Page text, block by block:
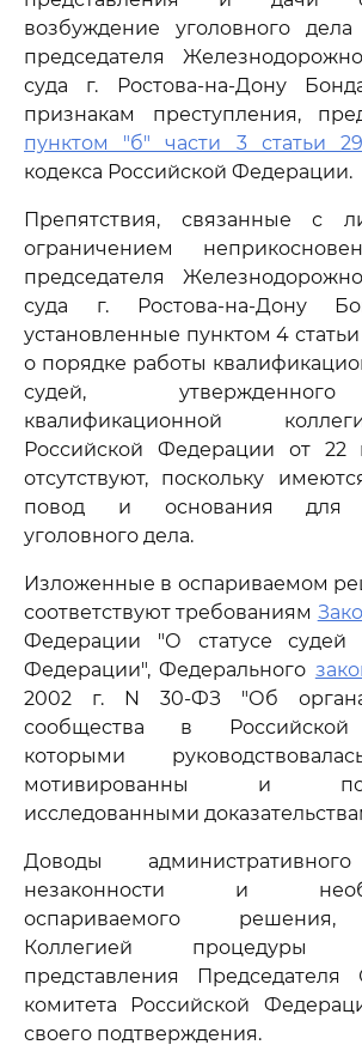
возбуждение уголовного
председателя
суда г. Ростова-на-Дону
признакам преступления,
пунктом "б" части 3 статьи
кодекса Российской Федерации.
Препятствия, связанные с
ограничением
председателя
суда г. Ростова-на-Дону
установленные пунктом 4
о порядке работы
судей,
квалификационной
Российской Федерации от 22
отсутствуют, поскольку
повод и основания для
уголовного дела.
Изложенные в оспариваемом
соответствуют требованиям
Федерации "О статусе судей
Федерации", Федерального
2002 г. N 30-ФЗ "Об
сообщества в Российской
которыми
мотивированны и
исследованными
Доводы
незаконности и
оспариваемого
Коллегией процедуры
представления Председателя
комитета Российской
своего подтверждения.